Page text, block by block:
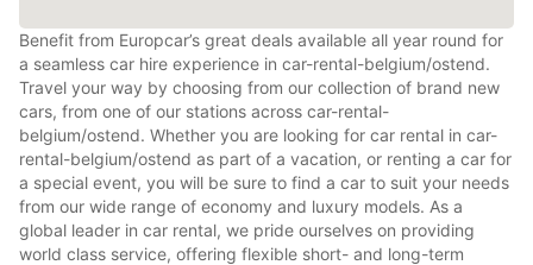
Benefit from Europcar’s great deals available all year round for
a seamless car hire experience in car-rental-belgium/ostend.
Travel your way by choosing from our collection of brand new
cars, from one of our stations across car-rental-
belgium/ostend. Whether you are looking for car rental in car-
rental-belgium/ostend as part of a vacation, or renting a car for
a special event, you will be sure to find a car to suit your needs
from our wide range of economy and luxury models. As a
global leader in car rental, we pride ourselves on providing
world class service, offering flexible short- and long-term